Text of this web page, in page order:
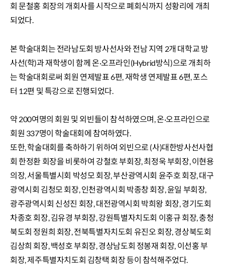
회 문철홍 회장의 개회사를 시작으로 폐회식까지 성황리에 개최
되었다.
본 학술대회는 전라남도회 방사선사와 전남 지역 2개 대학교 방
사선(학)과 재학생이 함께 온·오프라인(Hybrid방식)으로 개최하
는 학술대회로써 회원 연제발표 6편, 재학생 연제발표 6편, 포스
터 12편 및 특강으로 진행되었다.
약 200여명의 회원 및 외빈들이 참석하였으며, 온·오프라인으로
회원 337명이 학술대회에 참여하였다.
또한, 학술대회를 축하하기 위하여 외빈으로 (사)대한방사선사협
회 한정환 회장을 비롯하여 강철호 부회장, 최정욱 부회장, 이현용
의장, 서울특별시회 박성모 회장, 부산광역시회 윤주호 회장, 대구
광역시회 김청모 회장, 인천광역시회 박종창 회장, 윤일 부회장,
광주광역시회 신성진 회장, 대전광역시회 박희왕 회장, 경기도회
차종호 회장, 김유경 부회장, 강원특별자치도회 이홍규 회장, 충청
북도회 정원희 회장, 전북특별자치도회 유진오 회장, 경상북도회
김상희 회장, 백성호 부회장, 경상남도회 정봉재 회장, 이선홍 부
회장, 제주특별자치도회 김창택 회장 등이 참석해주었다.